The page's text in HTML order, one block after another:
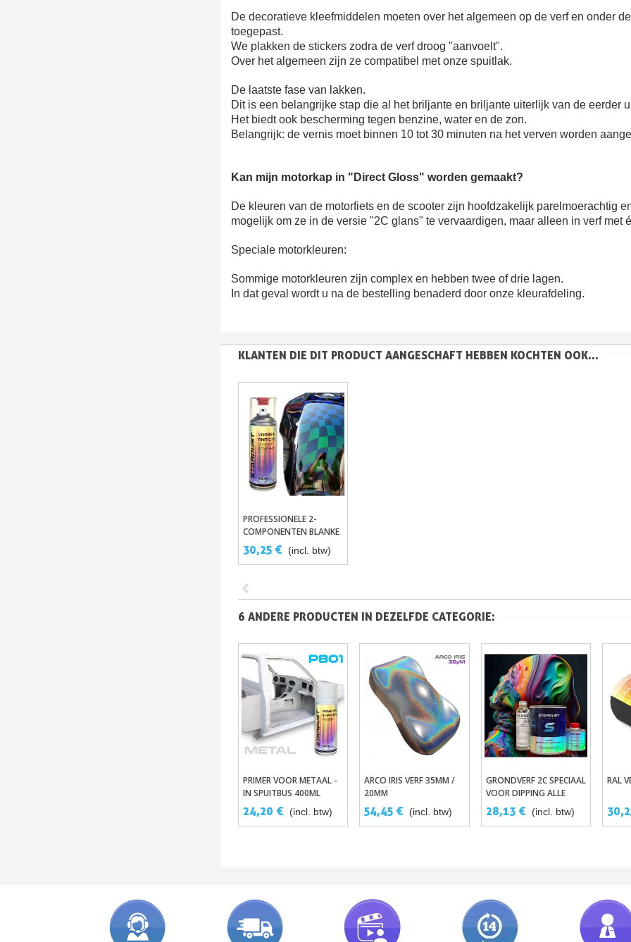
De decoratieve kleefmiddelen moeten over het algemeen op de verf en onder
toegepast.
We plakken de stickers zodra de verf droog "aanvoelt".
Over het algemeen zijn ze compatibel met onze spuitlak.
De laatste fase van lakken.
Dit is een belangrijke stap die al het briljante en briljante uiterlijk van de eerder
Het biedt ook bescherming tegen benzine, water en de zon.
Belangrijk: de vernis moet binnen 10 tot 30 minuten na het verven worden
Kan mijn motorkap in "Direct Gloss" worden gemaakt?
De kleuren van de motorfiets en de scooter zijn hoofdzakelijk parelmoerachtig
mogelijk om ze in de versie "2C glans" te vervaardigen, maar alleen in verf met
Speciale motorkleuren:
Sommige motorkleuren zijn complex en hebben twee of drie lagen.
In dat geval wordt u na de bestelling benaderd door onze kleurafdeling.
KLANTEN DIE DIT PRODUCT AANGESCHAFT HEBBEN KOCHTEN OOK...
In Winkelwagen
PROFESSIONELE 2-
COMPONENTEN BLANKE
LAKSPRAY
30,25 € (incl. btw)
6 ANDERE PRODUCTEN IN DEZELFDE CATEGORIE:
In Winkelwagen
PRIMER VOOR METAAL -
IN SPUITBUS 400ML
24,20 € (incl. btw)
In Winkelwagen
ARCO IRIS VERF 35ΜM /
20ΜM
54,45 € (incl. btw)
In Winkelwagen
GRONDVERF 2C SPECIAAL
VOOR DIPPING ALLE
OPPERVLAKTES CEL-DIP
28,13 € (incl. btw)
RAL